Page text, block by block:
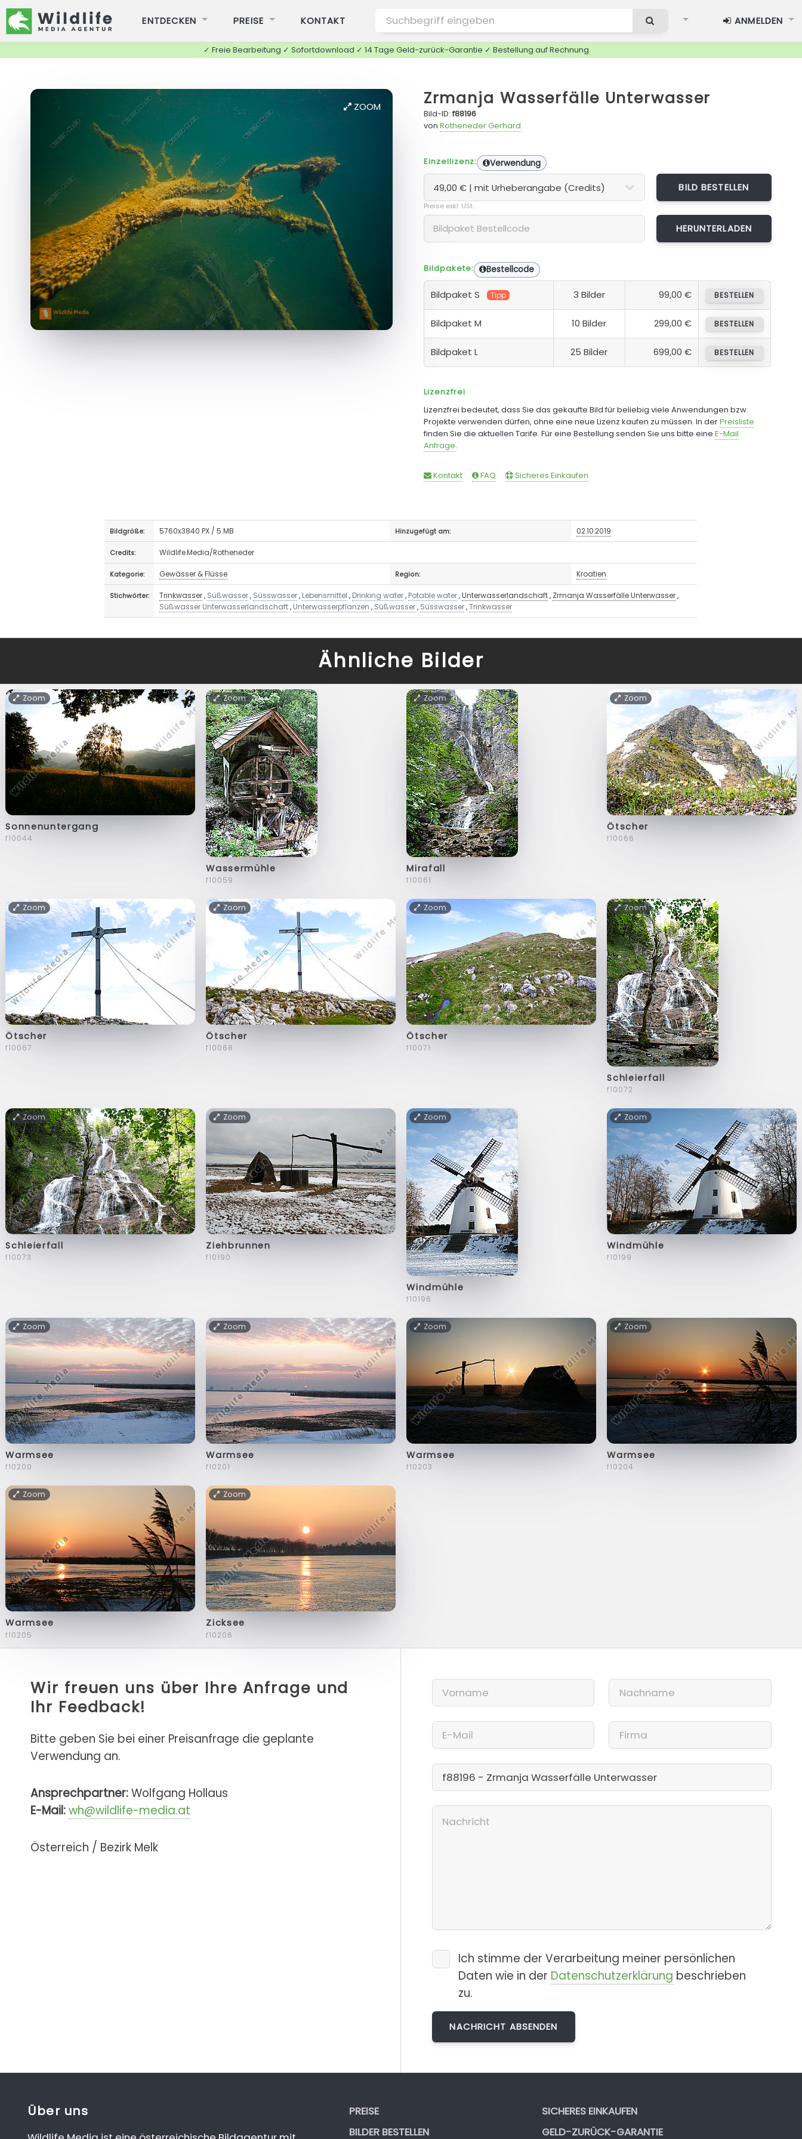
ENTDECKEN PREISE KONTAKT ANMELDEN
✓ Freie Bearbeitung ✓ Sofortdownload ✓ 14 Tage Geld-zurück-Garantie ✓ Bestellung auf Rechnung
ZOOM Zrmanja Wasserfälle Unterwasser
Bild-ID:f88196
von Rotheneder Gerhard
Einzellizenz: Verwendung
BILD BESTELLEN
Preise exkl. USt.
Bildpakete: Bestellcode
Bildpaket S Tipp 3 Bilder 99,00 € BESTELLEN
Bildpaket M 10 Bilder 299,00 € BESTELLEN
Bildpaket L 25 Bilder 699,00 € BESTELLEN
Lizenzfrei
Lizenzfrei bedeutet, dass Sie das gekaufte Bild für beliebig viele Anwendungen bzw.
Projekte verwenden dürfen, ohne eine neue Lizenz kaufen zu müssen. In derPreisliste
finden Sie die aktuellen Tarife. Für eine Bestellung senden Sie uns bitte eine E-Mail
Anfrage.
Kontakt FAQ Sicheres Einkaufen
Bildgröße: 5760x3840 PX / 5 MB Hinzugefügt am: 02.10.2019
Credits: Wildlife.Media/Rotheneder
Kategorie: Gewässer & Flüsse Region: Kroatien
Stichwörter: Trinkwasser, Süßwasser, Süsswasser, Lebensmittel , Drinking water, Potable water,Unterwasserlandschaft, Zrmanja Wasserfälle Unterwasser,
Süßwasser Unterwasserlandschaft, Unterwasserpflanzen , Süßwasser, Süsswasser,Trinkwasser
Ähnliche Bilder
Zoom
Sonnenuntergang
f10044
Zoom
Wassermühle
f10059
Zoom
Mirafall
f10061
Zoom
Ötscher
f10066
Zoom
Ötscher
f10067
Zoom
Ötscher
f10068
Zoom
Ötscher
f10071
Zoom
Schleierfall
f10072
Zoom
Schleierfall
f10073
Zoom
Ziehbrunnen
f10190
Zoom
Windmühle
f10196
Zoom
Windmühle
f10199
Zoom
Warmsee
f10200
Zoom
Warmsee
f10201
Zoom
Warmsee
f10203
Zoom
Warmsee
f10204
Zoom
Warmsee
f10205
Zoom
Zicksee
f10206
Wir freuen uns über Ihre Anfrage und
Ihr Feedback!
Bitte geben Sie bei einer Preisanfrage die geplante
Verwendung an.
Ansprechpartner:Wolfgang Hollaus
E-Mail:wh@wildlife-media.at
Österreich / Bezirk Melk
Ich stimme der Verarbeitung meiner persönlichen
Daten wie in der Datenschutzerklärung beschrieben
zu.
Über uns
PREISE
BILDER BESTELLEN
SICHERES EINKAUFEN
GELD-ZURÜCK-GARANTIE